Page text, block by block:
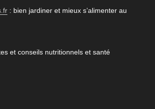
: bien jardiner et mieux s’alimenter au
et conseils nutritionnels et santé